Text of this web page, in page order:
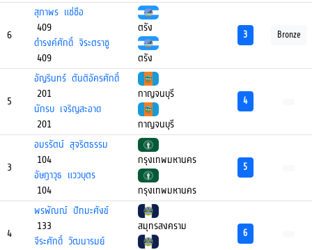
6
สุภาพร แช่ชือ
409
ตรัง
ดำรงค์ศักดิ์ จิระตราชู
409
ตรัง
3 Bronze
5
อัญรินทร์ ตันติอัครศักดิ์
201
กาญจนบุรี
นักรบ เจริญสะอาด
201
กาญจนบุรี
4
3
อมรรัตน์ สุจริตธรรม
104
กรุงเทพมหานคร
อัษฎาวุธ แววบุตร
104
กรุงเทพมหานคร
5
4
พรพัณณ์ ปัทมะศังข์
133
สมุทรสงคราม
จีระศักดิ์ วัฒนารมย์
6